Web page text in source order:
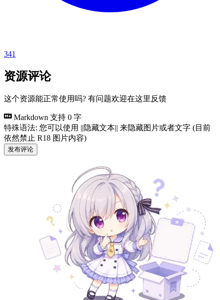
341
资源评论
这个资源能正常使用吗? 有问题欢迎在这里反馈
Markdown 支持 0 字
特殊语法: 您可以使用 ||隐藏文本|| 来隐藏图片或者文字 (目前
依然禁止 R18 图片内容)
发布评论